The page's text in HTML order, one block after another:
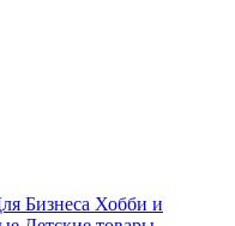
Бизнеса Хобби и